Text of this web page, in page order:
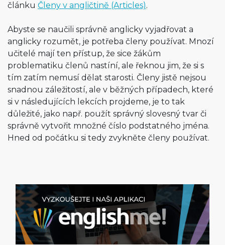
článku Členy v angličtině (Articles).
Abyste se naučili správně anglicky vyjadřovat a
anglicky rozumět, je potřeba členy používat. Mnozí
učitelé mají ten přístup, že sice žákům
problematiku členů nastíní, ale řeknou jim, že si s
tím zatím nemusí dělat starosti. Členy jistě nejsou
snadnou záležitostí, ale v běžných případech, které
si v následujících lekcích projdeme, je to tak
důležité, jako např. použít správný slovesný tvar či
správně vytvořit množné číslo podstatného jména.
Hned od počátku si tedy zvykněte členy používat.